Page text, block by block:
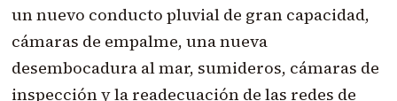
un nuevo conducto pluvial de gran capacidad,
cámaras de empalme, una nueva
desembocadura al mar, sumideros, cámaras de
inspección y la readecuación de las redes de